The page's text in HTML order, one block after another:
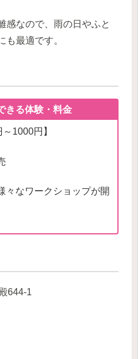
感なので、雨の日やふと
も最適です。
きる体験・料金
1000円】
なワークショップが開
644-1